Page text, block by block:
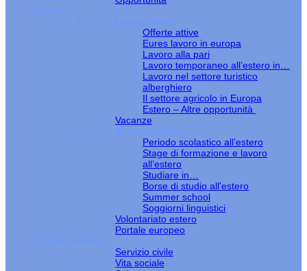
ESTERO
Lavoro estero
Offerte attive
Eures lavoro in europa
Lavoro alla pari
Lavoro temporaneo all’estero in…
Lavoro nel settore turistico
alberghiero
Il settore agricolo in Europa
Estero – Altre opportunità
Vacanze
Studiare estero
Periodo scolastico all’estero
Stage di formazione e lavoro
all’estero
Studiare in…
Borse di studio all'estero
Summer school
Soggiorni linguistici
Volontariato estero
Portale europeo
VOLONTARIATO
Servizio civile
Vita sociale